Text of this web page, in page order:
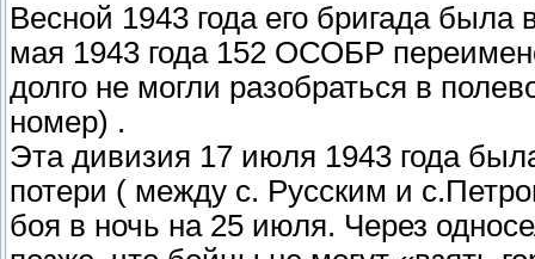
Весной 1943 года его бригада
мая 1943 года 152 ОСОБР
долго не могли разобраться в
номер) .
Эта дивизия 17 июля 1943 года
потери ( между с. Русским и
боя в ночь на 25 июля. Через